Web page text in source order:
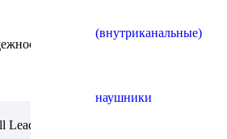
(внутриканальные)
наушники
контакта.
Wires”